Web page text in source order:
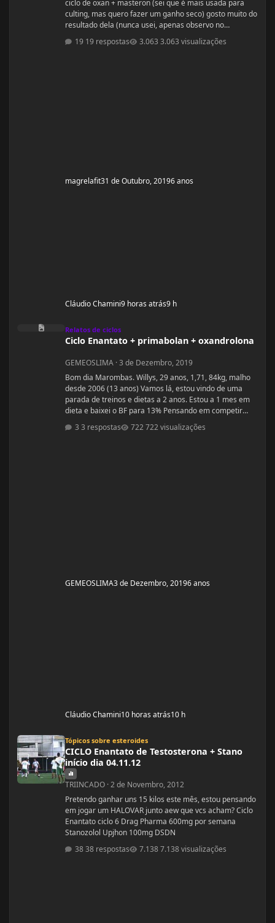
ciclo de oxan + masteron (sei que é mais usada para
culting, mas quero fazer um ganho seco) gosto muito do
resultado dela (nunca usei, apenas observo no
pessoal). ja fiz 2 ciclos de oxandrolona 1 em 2016(6
semanas) e outro 2017.(6 semanas) , mas o meu
19 respostas 3.063 visualizações
magrelafit31 de Outubro, 20196 anos
Cláudio Chamini9 horas atrás9 h
Ciclo Enantato + primabolan + oxandrolona
Relatos de ciclos
Ciclo Enantato + primabolan + oxandrolona
GEMEOSLIMA ·3 de Dezembro, 2019
Bom dia Marombas. Willys, 29 anos, 1,71, 84kg, malho
desde 2006 (13 anos) Vamos lá, estou vindo de uma
parada de treinos e dietas a 2 anos. Estou a 1 mes em
dieta e baixei o BF para 13% Pensando em competir
estreantes ano que vem se tudo ocorrer bem até abril.
(Secar e corrigir os pontos fracos) Anexo, os exames
3 respostas 722 visualizações
GEMEOSLIMA3 de Dezembro, 20196 anos
Cláudio Chamini10 horas atrás10 h
Tópicos sobre esteroides
CICLO Enantato de Testosterona + Stano
início dia 04.11.12
TRIINCADO ·2 de Novembro, 2012
Pretendo ganhar uns 15 kilos este mês, estou pensando
em jogar um HALOVAR junto aew que vcs acham? Ciclo
Enantato ciclo 6 Drag Pharma 600mg por semana
Stanozolol Upjhon 100mg DSDN
38 respostas
7.138 visualizações